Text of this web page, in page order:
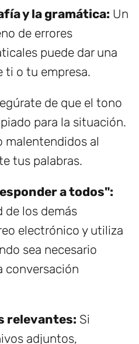
y la gramática: Un
de errores
puede dar una
ti o tu empresa.
de que el tono
para la situación.
malentendidos al
tus palabras.
a todos":
de los demás
electrónico y utiliza
sea necesario
conversación
relevantes: Si
adjuntos,